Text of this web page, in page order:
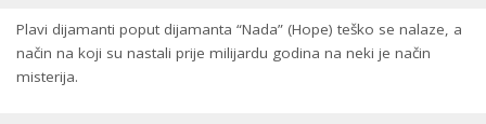
Plavi dijamanti poput dijamanta “Nada” (Hope) teško se nalaze, a
način na koji su nastali prije milijardu godina na neki je način
misterija.